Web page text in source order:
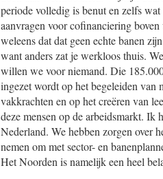
periode volledig is benut en zelfs
aanvragen voor cofinanciering
weleens dat dat geen echte banen
want anders zat je werkloos thuis.
willen we voor niemand. Die
ingezet wordt op het begeleiden van
vakkrachten en op het creëren van
deze mensen op de arbeidsmarkt. Ik
Nederland. We hebben zorgen over
nemen om met sector- en
Het Noorden is namelijk een heel